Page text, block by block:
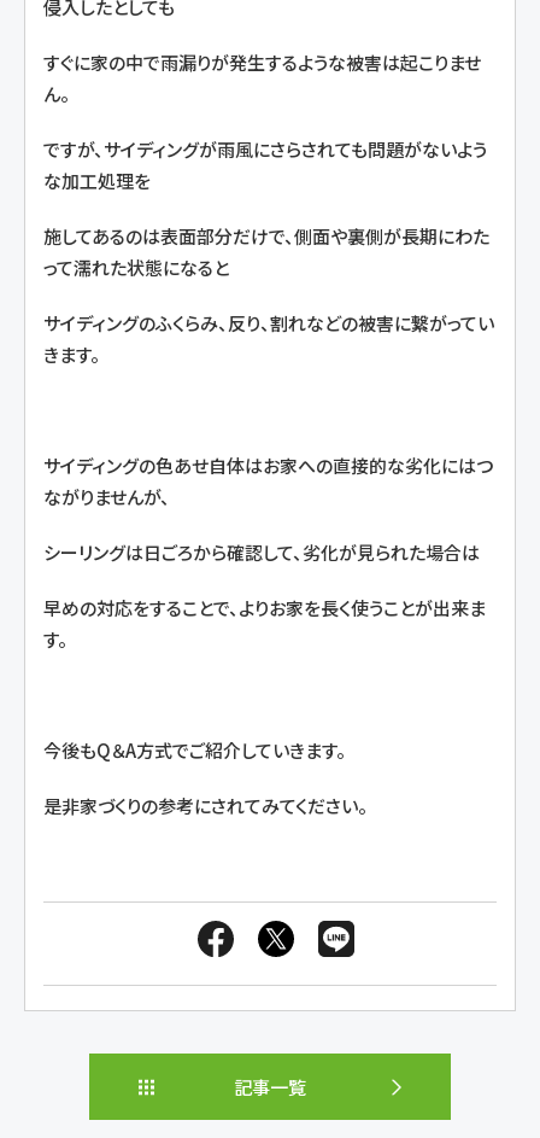
侵入したとしても
すぐに家の中で雨漏りが発生するような被害は起こりませ
ん。
ですが、サイディングが雨風にさらされても問題がないよう
な加工処理を
施してあるのは表面部分だけで、側面や裏側が長期にわた
って濡れた状態になると
サイディングのふくらみ、反り、割れなどの被害に繋がってい
きます。
サイディングの色あせ自体はお家への直接的な劣化にはつ
ながりませんが、
シーリングは日ごろから確認して、劣化が見られた場合は
早めの対応をすることで、よりお家を長く使うことが出来ま
す。
今後もQ＆A方式でご紹介していきます。
是非家づくりの参考にされてみてください。
記事一覧